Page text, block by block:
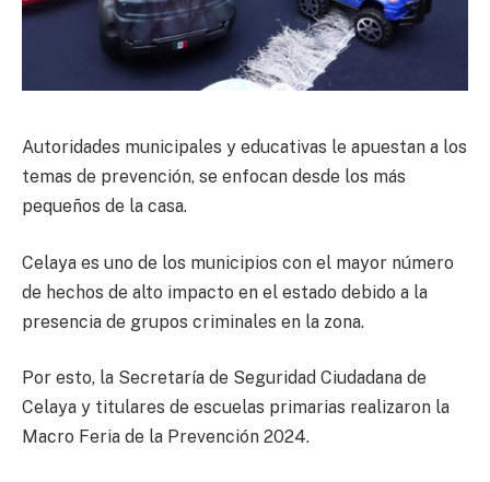
Autoridades municipales y educativas le apuestan a los
temas de prevención, se enfocan desde los más
pequeños de la casa.
Celaya es uno de los municipios con el mayor número
de hechos de alto impacto en el estado debido a la
presencia de grupos criminales en la zona.
Por esto, la Secretaría de Seguridad Ciudadana de
Celaya y titulares de escuelas primarias realizaron la
Macro Feria de la Prevención 2024.